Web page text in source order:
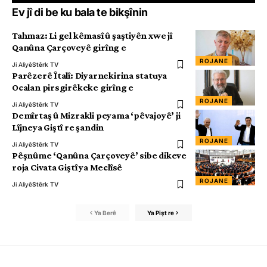
Ev jî di be ku bala te bikşînin
ROJANE
Tahmaz: Li gel kêmasî û şaştiyên xwe jî
Qanûna Çarçoveyê girîng e
Ji AliyêStêrk TV
ROJANE
Parêzerê Îtalî: Diyarnekirina statuya
Ocalan pirsgirêkeke girîng e
Ji AliyêStêrk TV
ROJANE
Demîrtaş û Mizrakli peyama ‘pêvajoyê’ ji
Lîjneya Giştî re şandin
Ji AliyêStêrk TV
ROJANE
Pêşnûme ‘Qanûna Çarçoveyê’ sibe dikeve
roja Civata Giştî ya Meclîsê
Ji AliyêStêrk TV
Ya Berê Ya Pişt re